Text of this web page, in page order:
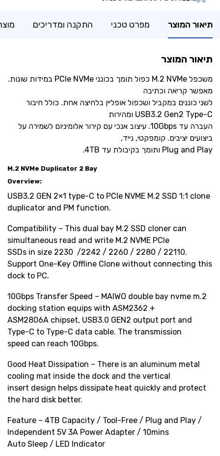
תיאור המוצר מפרט טכני התקנה ומדריכים
תיאור המוצר
משכפל M.2 NVMe כפול תומך בכונני PCIe NVMe במידות שונות.
מאפשר קריאה וכתיבה
לשני כוננים במקביל ושכפול אופליין בלחיצה אחת. כולל חיבור
USB3.2 Gen2 Type-C ומהירות
העברה עד ‎10Gbps‎. עיצוב אנכי עם קירור אלומיניום לשמירה על
ביצועים יציבים. קומפקטי, נייד,
Plug and Play ותומך בקיבולת עד ‎4TB‎.
M.2 NVMe Duplicator 2 Bay
Overview:
USB3.2 GEN 2×1 type-C to PCIe NVME M.2 SSD 1:1 clone
duplicator and PM function.
Compatibility – This dual bay M.2 SSD cloner can
simultaneous read and write M.2 NVME PCIe
SSDs in size 2230 /2242 / 2260 / 2280 / 22110.
Support One-Key Offline Clone without connecting this
dock to PC.
10Gbps Transfer Speed – MAIWO double bay nvme m.2
docking station equips with ASM2362 +
ASM2806A chipset, USB3.0 GEN2 output port and
Type-C to Type-C data cable. The transmission
speed can reach 10Gbps.
Good Heat Dissipation – There is an aluminum metal
cooling mat inside the dock and the vertical
insert design helps dissipate heat quickly and protect
the hard disk better.
Feature – 4TB Capacity / Tool-Free / Plug and Play /
Independent 5V 3A Power Adapter / 10mins
Auto Sleep / LED Indicator